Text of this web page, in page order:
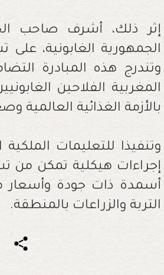
إثر ذلك، أشرف صاحب
وتندرج هذه المبادرة
المغربية الفلاحين
بالأزمة الغذائية العالمية
وتنفيذا للتعليمات
إجراءات هيكلية تمكن من
أسمدة ذات جودة وأسعار
التربة والزراعات بالمنطقة.